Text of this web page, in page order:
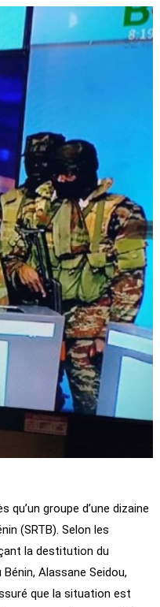
groupe d’une dizaine
(SRTB). Selon les
la destitution du
Alassane Seidou,
que la situation est